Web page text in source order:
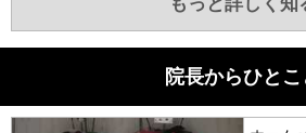
院長からひとこ